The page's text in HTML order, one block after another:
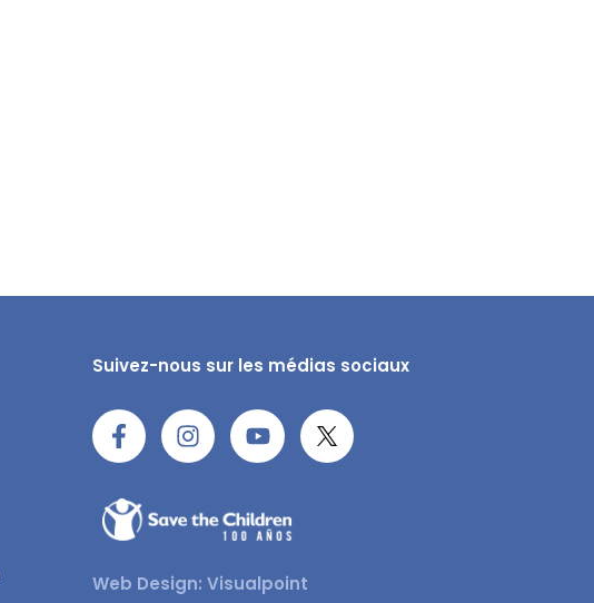
Suivez-nous sur les médias sociaux
Web Design: Visualpoint